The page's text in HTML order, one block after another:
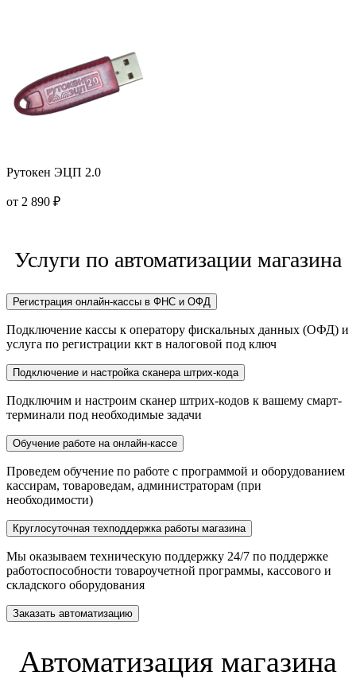
Рутокен ЭЦП 2.0
от 2 890 ₽
Услуги по автоматизации магазина
Регистрация онлайн-кассы в ФНС и ОФД
Подключение кассы к оператору фискальных данных (ОФД) и
услуга по регистрации ккт в налоговой под ключ
Подключение и настройка сканера штрих-кода
Подключим и настроим сканер штрих-кодов к вашему смарт-
терминали под необходимые задачи
Обучение работе на онлайн-кассе
Проведем обучение по работе с программой и оборудованием
кассирам, товароведам, администраторам (при
необходимости)
Круглосуточная техподдержка работы магазина
Мы оказываем техническую поддержку 24/7 по поддержке
работоспособности товароучетной программы, кассового и
складского оборудования
Заказать автоматизацию
Автоматизация магазина